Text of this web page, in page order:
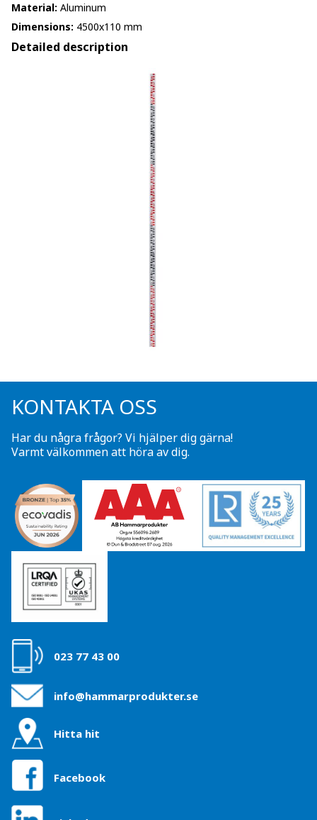
Material: Aluminum
Dimensions: 4500x110 mm
Detailed description
KONTAKTA OSS
Har du några frågor? Vi hjälper dig gärna!
Varmt välkommen att höra av dig.
023 77 43 00
info@hammarprodukter.se
Hitta hit
Facebook